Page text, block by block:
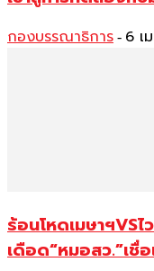
กองบรรณาธิการ - 6 เ
ร้อนโหดเมษาฯVSไ
เดือด“หมอสว.”เชื่